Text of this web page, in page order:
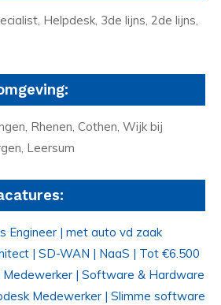
Helpdesk, 3de lijns, 2de lijns,
Rhenen, Cothen, Wijk bij
Leersum
Engineer | met auto vd zaak
| SD-WAN | NaaS | Tot €6.500
Medewerker | Software & Hardware
Medewerker | Slimme software